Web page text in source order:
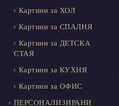
Картини за ХОЛ
Картини за СПАЛНЯ
Картини за ДЕТСКА
СТАЯ
Картини за КУХНЯ
Картини за ОФИС
ПЕРСОНАЛИЗИРАНИ